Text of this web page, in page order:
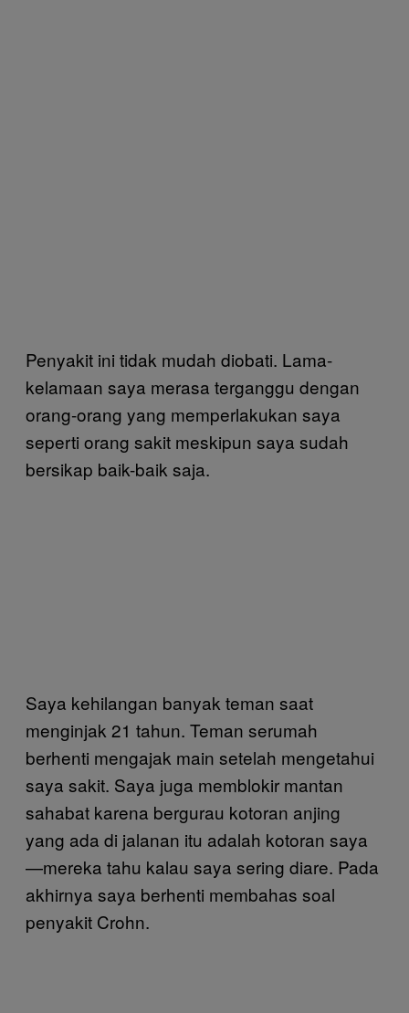
Penyakit ini tidak mudah diobati. Lama-
kelamaan saya merasa terganggu dengan
orang-orang yang memperlakukan saya
seperti orang sakit meskipun saya sudah
bersikap baik-baik saja.
Saya kehilangan banyak teman saat
menginjak 21 tahun. Teman serumah
berhenti mengajak main setelah mengetahui
saya sakit. Saya juga memblokir mantan
sahabat karena bergurau kotoran anjing
yang ada di jalanan itu adalah kotoran saya
—mereka tahu kalau saya sering diare. Pada
akhirnya saya berhenti membahas soal
penyakit Crohn.